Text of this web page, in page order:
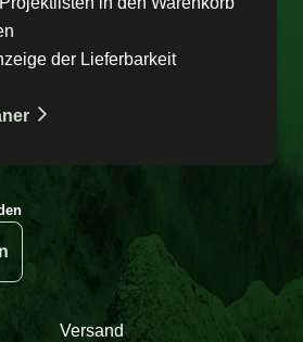
der Lieferbarkeit
Versand